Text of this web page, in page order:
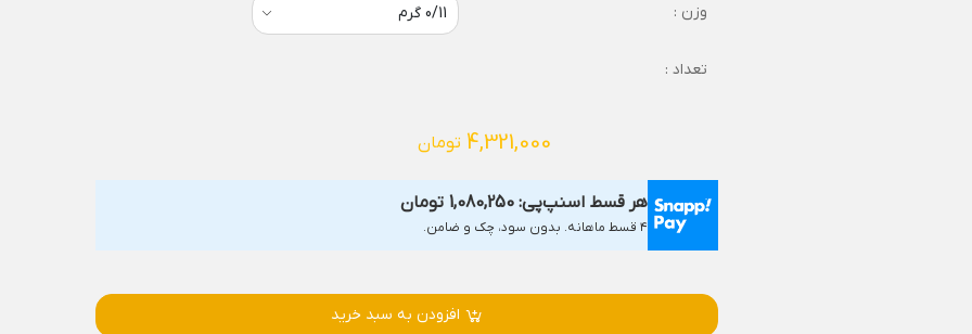
وزن :
تعداد :
4,321,000 تومان
هر قسط اسنپ‌پی: 1,080,250 تومان
۴ قسط ماهانه. بدون سود، چک و ضامن.
افزودن به سبد خرید